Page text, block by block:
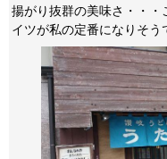
揚がり抜群の美味さ・・・
イツが私の定番になりそう